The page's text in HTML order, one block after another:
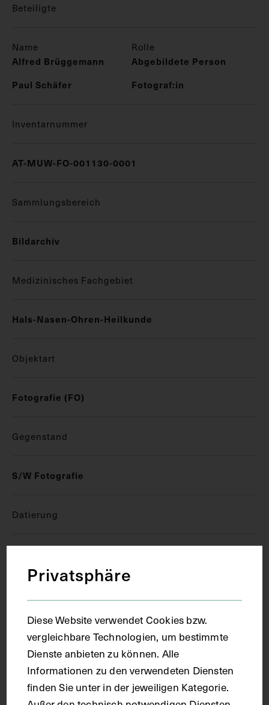
Beteiligte
Name Rolle
Alfred Brüggemann
Abgebildete Person
Paul Schäfer
Fotograf:in
Inventarnummer
AT-MUW-FO-001130-0001
Sammlungsbereich
Bildarchiv
Medizinisches Fachgebiet
Hals-Nasen-Ohren-Heilkunde
Objektart
Fotografie (FO)
Gegenstand
S/W Fotografie
Datierung
Wiesbaden
Material
Privatsphäre
Diese Website verwendet Cookies bzw.
vergleichbare Technologien, um bestimmte
Dienste anbieten zu können. Alle
Informationen zu den verwendeten Diensten
finden Sie unter in der jeweiligen Kategorie.